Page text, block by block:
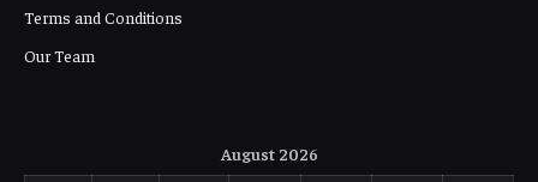
Terms and Conditions
Our Team
August 2026